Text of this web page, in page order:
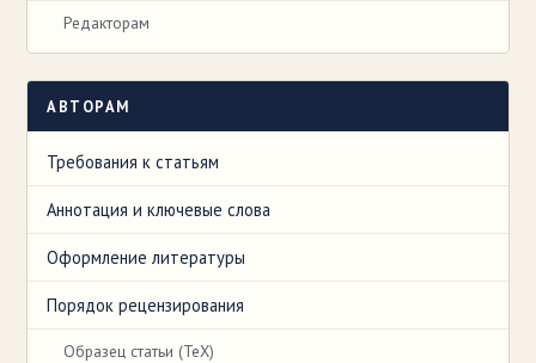
Редакторам
АВТОРАМ
Требования к статьям
Аннотация и ключевые слова
Оформление литературы
Порядок рецензирования
Образец статьи (TeX)